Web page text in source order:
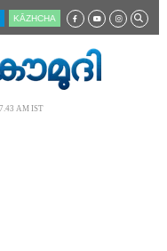
KĀZHCHA
AM IST